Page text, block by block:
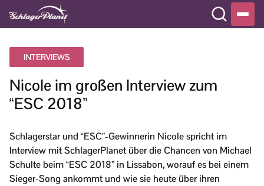
INTERVIEWS
Nicole im großen Interview zum
“ESC 2018”
Schlagerstar und “ESC”-Gewinnerin Nicole spricht im
Interview mit SchlagerPlanet über die Chancen von Michael
Schulte beim “ESC 2018” in Lissabon, worauf es bei einem
Sieger-Song ankommt und wie sie heute über ihren